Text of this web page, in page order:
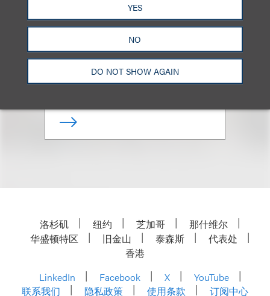
YES
NO
DO NOT SHOW AGAIN
Kenneth A. Adler
(he/him)
合伙人
+1.212.407.4284
洛杉矶 纽约 芝加哥
那什维尔
华盛顿特区
旧金山 泰森斯
代表处
香港
LinkedIn
Facebook X
YouTube
联系我们
隐私政策 使用条款 订阅中心